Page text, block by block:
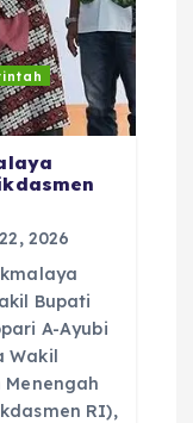
2026
Bupati
A-Ayubi
Wakil
RI),